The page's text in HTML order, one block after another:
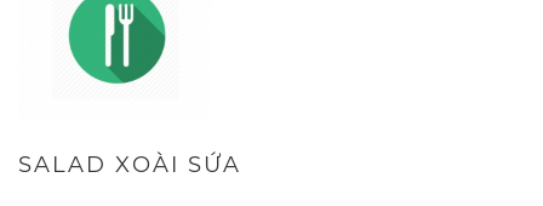
SALAD XOÀI SỨA